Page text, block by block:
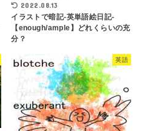
2022.08.13
イラストで暗記-英単語絵日記-
【enough/ample】どれくらいの充
分？
英語